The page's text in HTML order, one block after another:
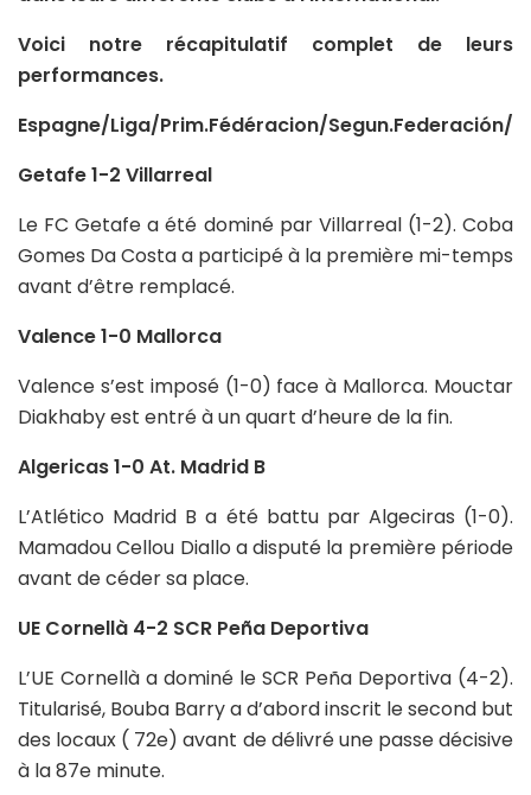
Voici notre récapitulatif complet de leurs
performances.
Espagne/Liga/Prim.Fédéracion/Segun.Federación/
Getafe 1-2 Villarreal
Le FC Getafe a été dominé par Villarreal (1-2). Coba
Gomes Da Costa a participé à la première mi-temps
avant d’être remplacé.
Valence 1-0 Mallorca
Valence s’est imposé (1-0) face à Mallorca. Mouctar
Diakhaby est entré à un quart d’heure de la fin.
Algericas 1-0 At. Madrid B
L’Atlético Madrid B a été battu par Algeciras (1-0).
Mamadou Cellou Diallo a disputé la première période
avant de céder sa place.
UE Cornellà 4-2 SCR Peña Deportiva
L’UE Cornellà a dominé le SCR Peña Deportiva (4-2).
Titularisé, Bouba Barry a d’abord inscrit le second but
des locaux ( 72e) avant de délivré une passe décisive
à la 87e minute.